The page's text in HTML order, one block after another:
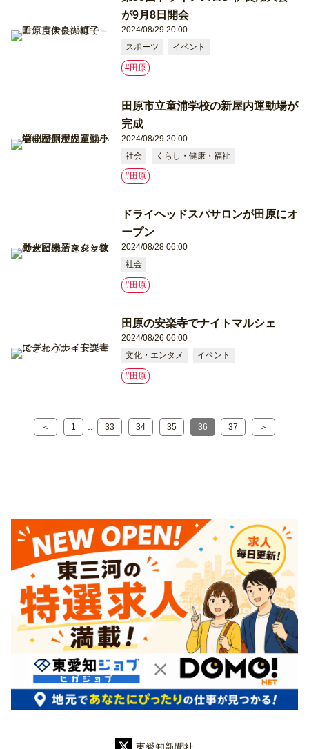
が9月8日開会
2024/08/29 20:00
スポーツ
イベント
#⽥原
田原市立童浦学校の新屋内運動場が
完成
2024/08/29 20:00
社会
くらし・健康・福祉
#⽥原
ドライヘッドスパサロンが田原にオ
ープン
2024/08/28 06:00
社会
#⽥原
田原の安楽寺でナイトマルシェ
2024/08/26 06:00
文化・エンタメ
イベント
#⽥原
＜ 1 33 34 35 36 37 ＞
東愛知新聞社